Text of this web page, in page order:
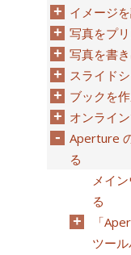
イメージ
写真をプ
写真を書
スライド
ブックを
オンライ
Aperture
る
メイ
る
「
ツー